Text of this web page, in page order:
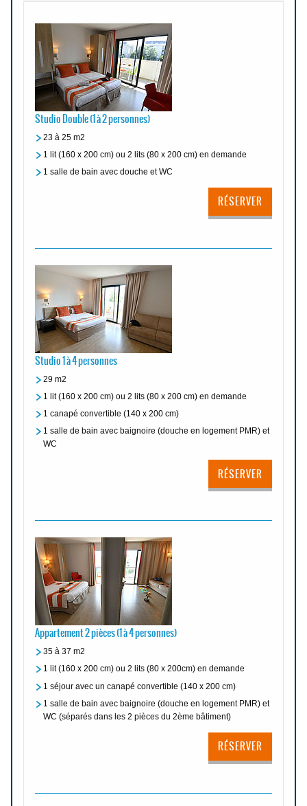
Studio Double (1 à 2 personnes)
23 à 25 m2
1 lit (160 x 200 cm) ou 2 lits (80 x 200 cm) en demande
1 salle de bain avec douche et WC
RÉSERVER
Studio 1 à 4 personnes
29 m2
1 lit (160 x 200 cm) ou 2 lits (80 x 200 cm) en demande
1 canapé convertible (140 x 200 cm)
1 salle de bain avec baignoire (douche en logement PMR) et
WC
RÉSERVER
Appartement 2 pièces (1 à 4 personnes)
35 à 37 m2
1 lit (160 x 200 cm) ou 2 lits (80 x 200cm) en demande
1 séjour avec un canapé convertible (140 x 200 cm)
1 salle de bain avec baignoire (douche en logement PMR) et
WC (séparés dans les 2 pièces du 2ème bâtiment)
RÉSERVER